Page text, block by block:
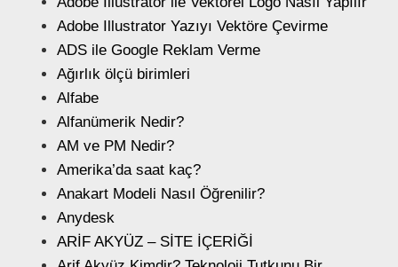
Adobe Illustrator Yazıyı Vektöre Çevirme
ADS ile Google Reklam Verme
Ağırlık ölçü birimleri
Alfabe
Alfanümerik Nedir?
AM ve PM Nedir?
Amerika’da saat kaç?
Anakart Modeli Nasıl Öğrenilir?
Anydesk
ARİF AKYÜZ – SİTE İÇERİĞİ